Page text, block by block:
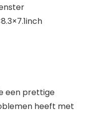
een prettige
heeft met